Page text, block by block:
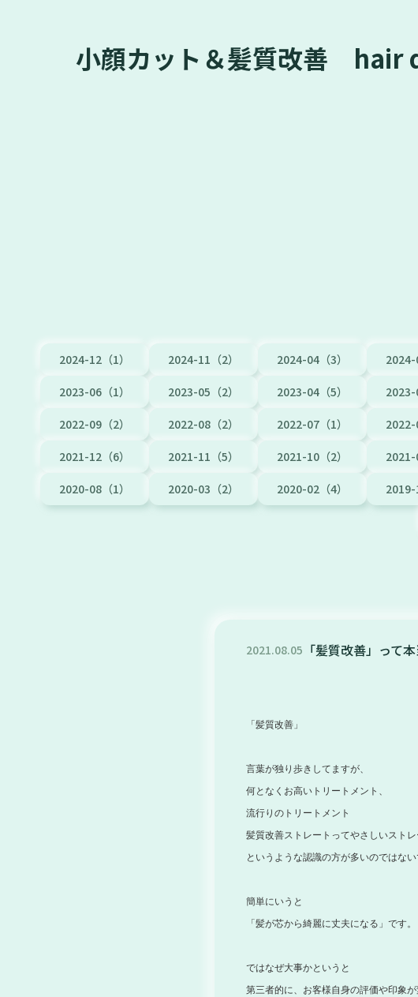
小顔カット＆髪質改善
2024-12（1） 2024-11（2） 2024-04（3） 2024-
2023-06（1） 2023-05（2） 2023-04（5） 2023-
2022-09（2） 2022-08（2） 2022-07（1） 2022-
2021-12（6） 2021-11（5） 2021-10（2） 2021-
2020-08（1） 2020-03（2） 2020-02（4） 2019-
2021.08.05 「髪質改善」って
「髪質改善」
言葉が独り歩きしてますが、
何となくお高いトリートメント、
流行りのトリートメント
髪質改善ストレートってやさしいストレ
というような認識の方が多いのではない
簡単にいうと
「髪が芯から綺麗に丈夫になる」です。
ではなぜ大事かというと
第三者的に、お客様自身の評価や印象が